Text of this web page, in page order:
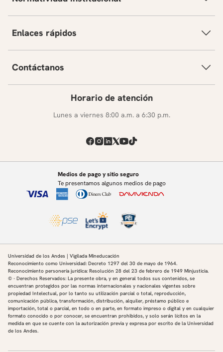
Enlaces rápidos
Contáctanos
Horario de atención
Lunes a viernes 8:00 a.m. a 6:30 p.m.
Medios de pago y sitio seguro
Te presentamos algunos medios de pago
Universidad de los Andes | Vigilada Mineducación
Reconocimiento como Universidad: Decreto 1297 del 30 de mayo de 1964.
Reconocimiento personería jurídica: Resolución 28 del 23 de febrero de 1949 Minjusticia.
© - Derechos Reservados: La presente obra, y en general todos sus contenidos, se
encuentran protegidos por las normas internacionales y nacionales vigentes sobre
propiedad Intelectual, por lo tanto su utilización parcial o total, reproducción,
comunicación pública, transformación, distribución, alquiler, préstamo público e
importación, total o parcial, en todo o en parte, en formato impreso o digital y en cualquier
formato conocido o por conocer, se encuentran prohibidos, y solo serán lícitos en la
medida en que se cuente con la autorización previa y expresa por escrito de la Universidad
de los Andes.